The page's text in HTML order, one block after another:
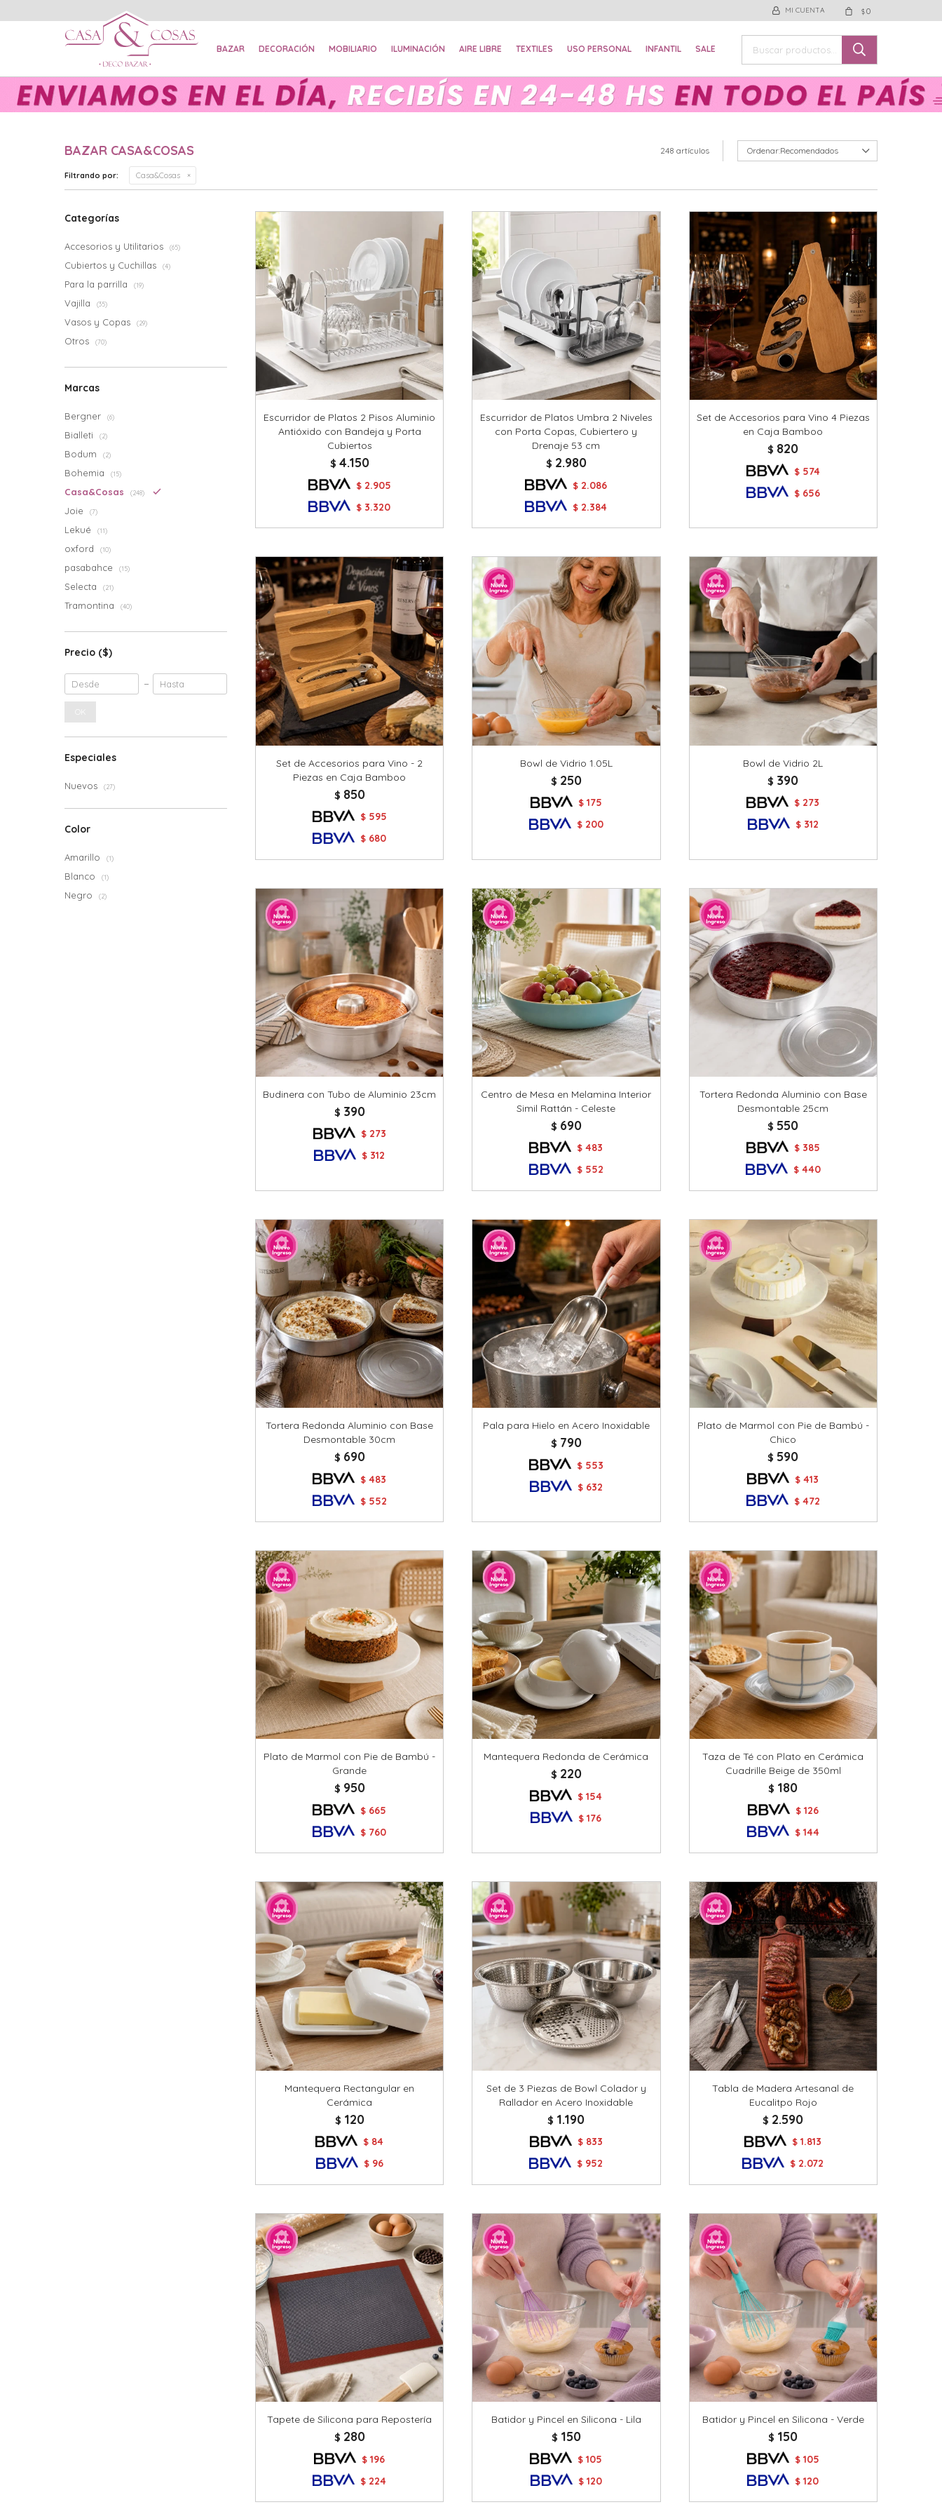
BAZAR DECORACIÓN MOBILIARIO ILUMINACIÓN AIRE LIBRE TEXTILES USO PERSONAL INFANTIL SALE
$0
BAZAR CASA&COSAS 248 artículos Recomendados
Filtrando por: Casa&Cosas
Escurridor de Platos 2 Pisos Aluminio
Antióxido con Bandeja y Porta
Cubiertos
$ 4.150
$ 2.905
$ 3.320
Escurridor de Platos Umbra 2 Niveles
con Porta Copas, Cubiertero y
Drenaje 53 cm
$ 2.980
$ 2.086
$ 2.384
Set de Accesorios para Vino 4 Piezas
en Caja Bamboo
$ 820
$ 574
$ 656
Set de Accesorios para Vino - 2
Piezas en Caja Bamboo
$ 850
$ 595
$ 680
Bowl de Vidrio 1.05L
$ 250
$ 175
$ 200
Bowl de Vidrio 2L
$ 390
$ 273
$ 312
Budinera con Tubo de Aluminio 23cm
$ 390
$ 273
$ 312
Centro de Mesa en Melamina Interior
Simil Rattán - Celeste
$ 690
$ 483
$ 552
Tortera Redonda Aluminio con Base
Desmontable 25cm
$ 550
$ 385
$ 440
Tortera Redonda Aluminio con Base
Desmontable 30cm
$ 690
$ 483
$ 552
Pala para Hielo en Acero Inoxidable
$ 790
$ 553
$ 632
Plato de Marmol con Pie de Bambú -
Chico
$ 590
$ 413
$ 472
Plato de Marmol con Pie de Bambú -
Grande
$ 950
$ 665
$ 760
Mantequera Redonda de Cerámica
$ 220
$ 154
$ 176
Taza de Té con Plato en Cerámica
Cuadrille Beige de 350ml
$ 180
$ 126
$ 144
Mantequera Rectangular en
Cerámica
$ 120
$ 84
$ 96
Set de 3 Piezas de Bowl Colador y
Rallador en Acero Inoxidable
$ 1.190
$ 833
$ 952
Tabla de Madera Artesanal de
Eucalitpo Rojo
$ 2.590
$ 1.813
$ 2.072
Tapete de Silicona para Repostería
$ 280
$ 196
$ 224
Batidor y Pincel en Silicona - Lila
$ 150
$ 105
$ 120
Batidor y Pincel en Silicona - Verde
$ 150
$ 105
$ 120
Categorías
Accesorios y Utilitarios (65)
Cubiertos y Cuchillas (4)
Para la parrilla (19)
Vajilla (35)
Vasos y Copas (29)
Otros (70)
Marcas
Bergner (6)
Bialleti (2)
Bodum (2)
Bohemia (15)
Casa&Cosas (248)
Joie (7)
Lekué (11)
oxford (10)
pasabahce (15)
Selecta (21)
Tramontina (40)
Precio ($)
OK
Especiales
Nuevos (27)
Color
Amarillo (1)
Blanco (1)
Negro (2)